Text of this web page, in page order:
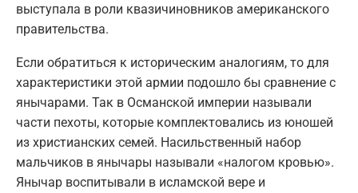
выступала в роли квазичиновников американского
правительства.
Если обратиться к историческим аналогиям, то для
характеристики этой армии подошло бы сравнение с
янычарами. Так в Османской империи называли
части пехоты, которые комплектовались из юношей
из христианских семей. Насильственный набор
мальчиков в янычары называли «налогом кровью».
Янычар воспитывали в исламской вере и